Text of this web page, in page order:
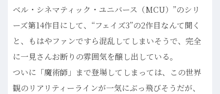
ベル・シネマティック・ユニバース（MCU）”のシリ
ーズ第14作目にして、“フェイズ3”の2作目なんて聞く
と、もはやファンですら混乱してしまいそうで、完全
に一見さんお断りの雰囲気を醸し出している。
ついに「魔術師」まで登場してしまっては、この世界
観のリアリティーラインが一気にぶっ飛びそうだが、